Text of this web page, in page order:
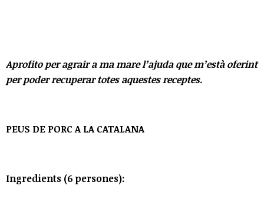
Aprofito per agrair a ma mare l’ajuda que m’està oferint
per poder recuperar totes aquestes receptes.
PEUS DE PORC A LA CATALANA
Ingredients (6 persones):